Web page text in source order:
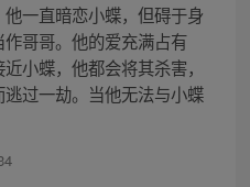
一直暗恋小蝶，但碍于身
哥哥。他的爱充满占有
小蝶，他都会将其杀害，
过一劫。当他无法与小蝶